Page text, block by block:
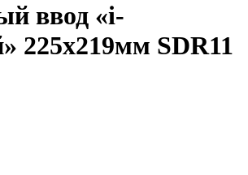
ввод «i-
225х219мм SDR11